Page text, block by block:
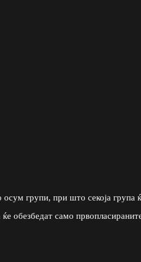
групи, при што секоја група
обезбедат само